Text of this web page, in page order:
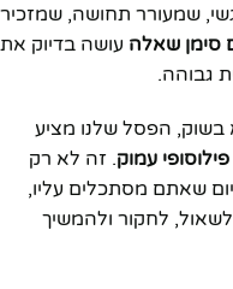
שמעורר תחושה, שמזכיר
סימן שאלה עושה בדיוק את
גבוהה.
הפסל שלנו מציע
עמוק. זה לא רק
שאתם מסתכלים עליו,
לחקור ולהמשיך